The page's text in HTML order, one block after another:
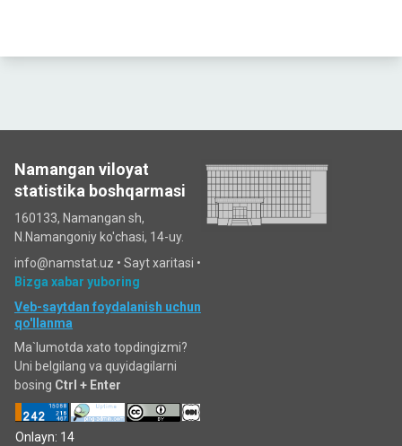
Namangan viloyat
statistika boshqarmasi
160133, Namangan sh,
N.Namangoniy ko'chasi, 14-uy.
info@namstat.uz • Sayt xaritasi •
Bizga xabar yuboring
Veb-saytdan foydalanish uchun
qo'llanma
Ma`lumotda xato topdingizmi?
Uni belgilang va quyidagilarni
bosing Ctrl + Enter
Onlayn: 14